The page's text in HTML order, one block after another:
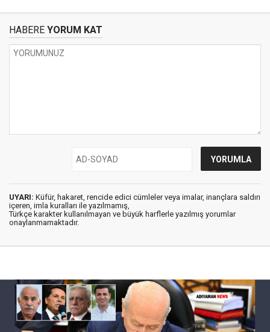
HABERE YORUM KAT
UYARI: Küfür, hakaret, rencide edici cümleler veya imalar, inançlara saldırı
içeren, imla kuralları ile yazılmamış,
Türkçe karakter kullanılmayan ve büyük harflerle yazılmış yorumlar
onaylanmamaktadır.